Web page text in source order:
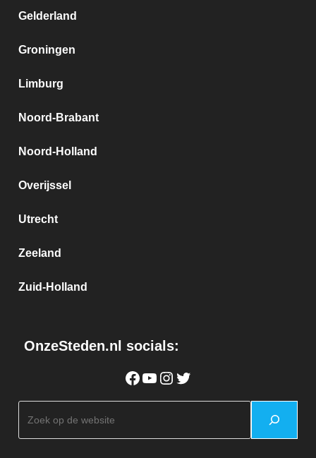
Gelderland
Groningen
Limburg
Noord-Brabant
Noord-Holland
Overijssel
Utrecht
Zeeland
Zuid-Holland
OnzeSteden.nl socials:
Facebook
YouTubeInstagram
Twitter